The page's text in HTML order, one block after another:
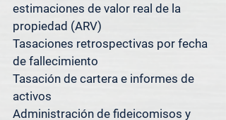
Austin, San Antonio, Houston y el
área metropolitana de Dallas-Fort
Worth.
Nuestros sistemas centralizados y
nuestra metodología consistente
nos permiten ofrecer tasaciones
estimaciones de valor real de la
propiedad (ARV)
Tasaciones retrospectivas por fecha
de fallecimiento
Tasación de cartera e informes de
activos
Administración de fideicomisos y